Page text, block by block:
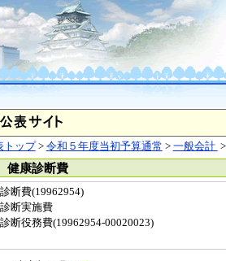
トップ> 令和５年度当初予算通常 > 一般会計
健康診断費
診断費(19962954)
診断実施費
診断役務費(19962954-00020023)